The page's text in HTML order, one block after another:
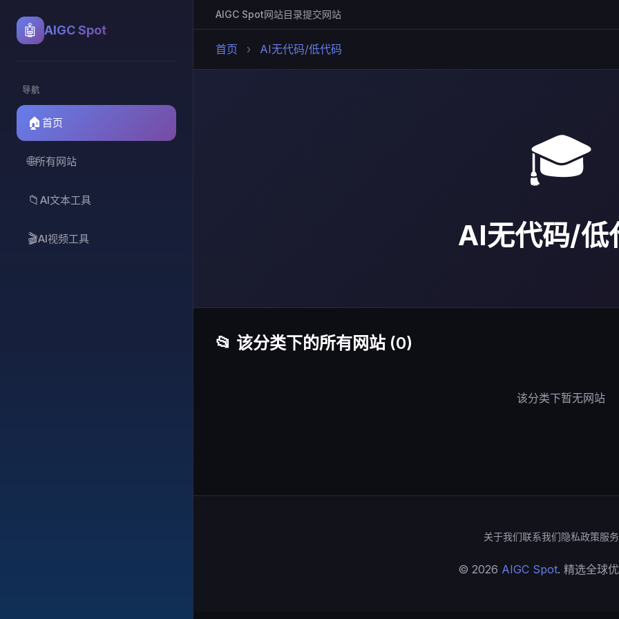
🤖 AIGC Spot
导航
🏠 首页
🌐所有网站
📁 AI文本工具
🎬AI视频工具
AIGC Spot网站目录提交网站
首页 › AI无代码/低代码
🎓
AI无代码/低
📂 该分类下的所有网站 (0)
该分类下暂无网站
关于我们联系我们隐私政策服
© 2026 AIGC Spot. 精选全球